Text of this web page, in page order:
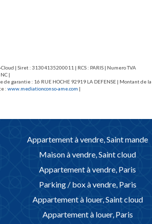
| Siret : 31304135200011 | RCS : PARIS | Numero TVA
|
garantie : 16 RUE HOCHE 92919 LA DEFENSE | Montant de
: www.mediationconso-ame.com |
Appartement à vendre, Saint mande
Maison à vendre, Saint cloud
Appartement à vendre, Paris
Parking / box à vendre, Paris
Appartement à louer, Saint cloud
Appartement à louer, Paris